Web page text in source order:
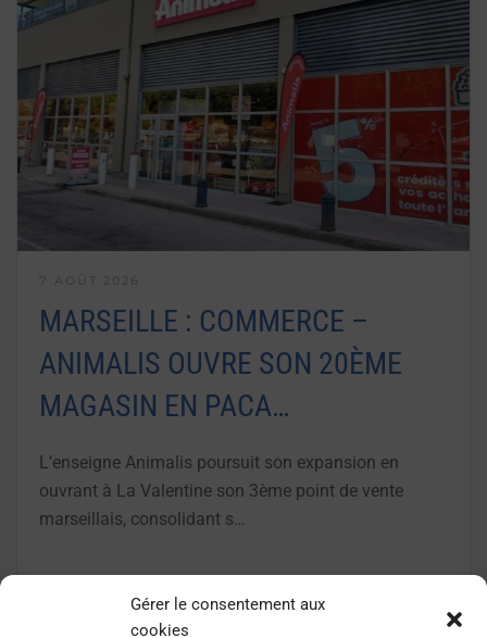
Gérer le consentement aux
cookies
MARSEILLE : COMMERCE –
ANIMALIS OUVRE SON 20ÈME
MAGASIN EN PACA…
L’enseigne Animalis poursuit son expansion en
ouvrant à La Valentine son 3ème point de vente
marseillais, consolidant s…
LIRE LA SUITE